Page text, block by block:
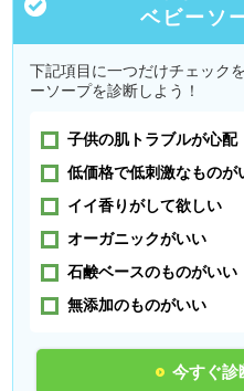
ベビーソ
下記項目に一つだけチェック
ーソープを診断しよう！
子供の肌トラブルが心配
低価格で低刺激なものが
イイ香りがして欲しい
オーガニックがいい
石鹸ベースのものがいい
無添加のものがいい
今すぐ診